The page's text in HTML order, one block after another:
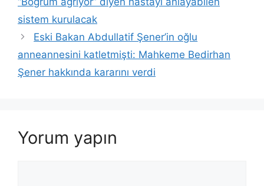
sistem kurulacak
Eski Bakan Abdullatif Şener’in oğlu
anneannesini katletmişti: Mahkeme Bedirhan
Şener hakkında kararını verdi
Yorum yapın